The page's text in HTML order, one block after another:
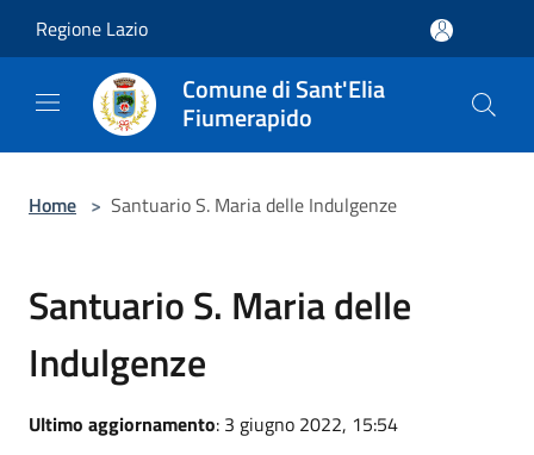
Regione Lazio
Comune di Sant'Elia
Fiumerapido
Home > Santuario S. Maria delle Indulgenze
Santuario S. Maria delle
Indulgenze
Ultimo aggiornamento: 3 giugno 2022, 15:54